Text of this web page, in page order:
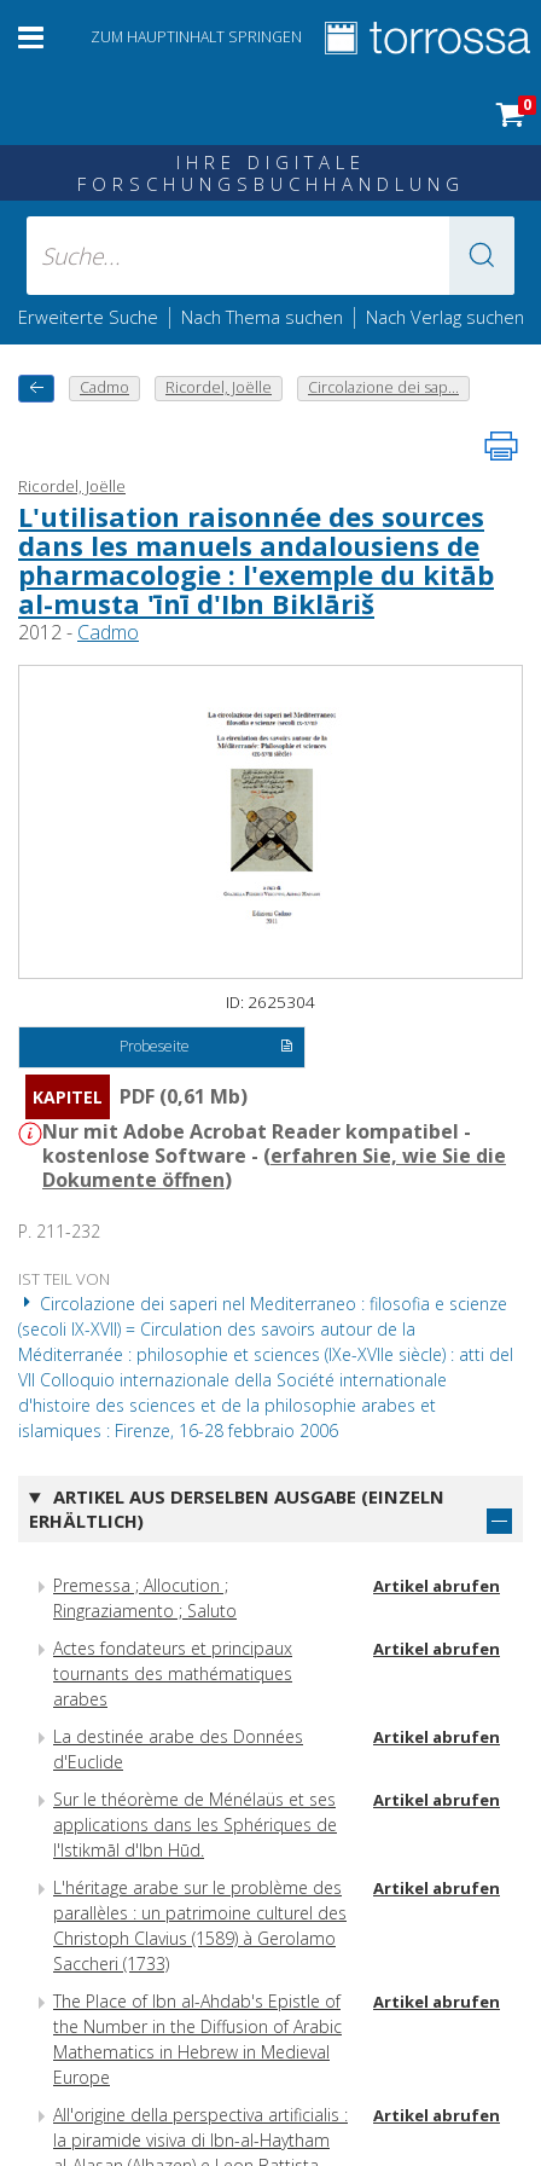
ZUM HAUPTINHALT SPRINGEN
0
IHRE DIGITALE
FORSCHUNGSBUCHHANDLUNG
Erweiterte Suche | Nach Thema suchen | Nach Verlag suchen
Cadmo Ricordel, Joëlle Circolazione dei sap...
Ricordel, Joëlle
L'utilisation raisonnée des sources
dans les manuels andalousiens de
pharmacologie : l'exemple du kitāb
al-musta 'īnī d'Ibn Biklāriš
2012 - Cadmo
ID: 2625304
Probeseite
KAPITEL
PDF (0,61 Mb)
Nur mit Adobe Acrobat Reader kompatibel -
kostenlose Software - (erfahren Sie, wie Sie die
Dokumente öffnen)
P. 211-232
IST TEIL VON
Circolazione dei saperi nel Mediterraneo : filosofia e scienze
(secoli IX-XVII) = Circulation des savoirs autour de la
Méditerranée : philosophie et sciences (IXe-XVIIe siècle) : atti del
VII Colloquio internazionale della Société internationale
d'histoire des sciences et de la philosophie arabes et
islamiques : Firenze, 16-28 febbraio 2006
ARTIKEL AUS DERSELBEN AUSGABE (EINZELN
ERHÄLTLICH)
Premessa ; Allocution ;
Ringraziamento ; Saluto
Artikel abrufen
Actes fondateurs et principaux
tournants des mathématiques
arabes
Artikel abrufen
La destinée arabe des Données
d'Euclide
Artikel abrufen
Sur le théorème de Ménélaüs et ses
applications dans les Sphériques de
l'Istikmāl d'Ibn Hūd.
Artikel abrufen
L'héritage arabe sur le problème des
parallèles : un patrimoine culturel des
Christoph Clavius (1589) à Gerolamo
Saccheri (1733)
Artikel abrufen
The Place of Ibn al-Ahdab's Epistle of
the Number in the Diffusion of Arabic
Mathematics in Hebrew in Medieval
Europe
Artikel abrufen
All'origine della perspectiva artificialis :
la piramide visiva di Ibn-al-Haytham
Artikel abrufen